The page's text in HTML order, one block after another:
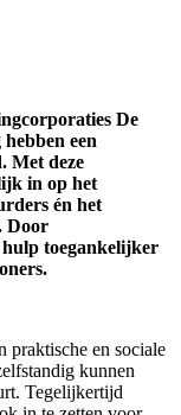
De
een
Met deze
in op het
én het
Door
toegankelijker
praktische en sociale
kunnen
Tegelijkertijd